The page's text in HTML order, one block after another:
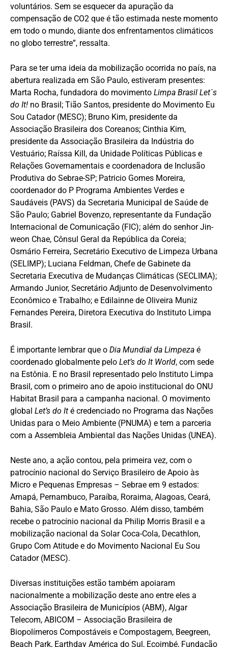
voluntários. Sem se esquecer da apuração da
compensação de CO2 que é tão estimada neste momento
em todo o mundo, diante dos enfrentamentos climáticos
no globo terrestre”, ressalta.
Para se ter uma ideia da mobilização ocorrida no país, na
abertura realizada em São Paulo, estiveram presentes:
Marta Rocha, fundadora do movimento Limpa Brasil Let´s
do It! no Brasil; ⁠Tião Santos, presidente do Movimento Eu
Sou Catador (MESC); ⁠Bruno Kim, presidente da
Associação Brasileira dos Coreanos; ⁠Cinthia Kim,
presidente da Associação Brasileira da Indústria do
Vestuário; Raíssa Kill, da Unidade Políticas Públicas e
Relações Governamentais e coordenadora de Inclusão
Produtiva do Sebrae-SP; Patricio Gomes Moreira,
coordenador do P Programa Ambientes Verdes e
Saudáveis (PAVS) da Secretaria Municipal de Saúde de
São Paulo; Gabriel Bovenzo, representante da Fundação
Internacional de Comunicação (FIC); além do senhor Jin-
weon Chae, Cônsul Geral da República da Coreia;
⁠Osmário Ferreira, Secretário Executivo de Limpeza Urbana
(SELIMP); ⁠Luciana Feldman, Chefe de Gabinete da
Secretaria Executiva de Mudanças Climáticas (SECLIMA);
⁠Armando Junior, Secretário Adjunto de Desenvolvimento
Econômico e Trabalho; e Edilainne de Oliveira Muniz
Fernandes Pereira, Diretora Executiva do Instituto Limpa
Brasil.
É importante lembrar que o Dia Mundial da Limpeza é
coordenado globalmente pelo Let’s do It World, com sede
na Estônia. E no Brasil representado pelo Instituto Limpa
Brasil, com o primeiro ano de apoio institucional do ONU
Habitat Brasil para a campanha nacional. O movimento
global Let’s do It é credenciado no Programa das Nações
Unidas para o Meio Ambiente (PNUMA) e tem a parceria
com a Assembleia Ambiental das Nações Unidas (UNEA).
Neste ano, a ação contou, pela primeira vez, com o
patrocínio nacional do Serviço Brasileiro de Apoio às
Micro e Pequenas Empresas – Sebrae em 9 estados:
Amapá, Pernambuco, Paraíba, Roraima, Alagoas, Ceará,
Bahia, São Paulo e Mato Grosso. Além disso, também
recebe o patrocínio nacional da Philip Morris Brasil e a
mobilização nacional da Solar Coca-Cola, Decathlon,
Grupo Com Atitude e do Movimento Nacional Eu Sou
Catador (MESC).
Diversas instituições estão também apoiaram
nacionalmente a mobilização deste ano entre eles a
Associação Brasileira de Municípios (ABM), Algar
Telecom, ABICOM – Associação Brasileira de
Biopolímeros Compostáveis e Compostagem, Beegreen,
Beach Park, Earthday América do Sul, Ecoimbé, Fundação